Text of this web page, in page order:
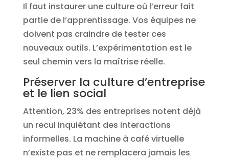
Il faut instaurer une culture où l’erreur fait
partie de l’apprentissage. Vos équipes ne
doivent pas craindre de tester ces
nouveaux outils. L’expérimentation est le
seul chemin vers la maîtrise réelle.
Préserver la culture d’entreprise
et le lien social
Attention, 23% des entreprises notent déjà
un recul inquiétant des interactions
informelles. La machine à café virtuelle
n’existe pas et ne remplacera jamais les